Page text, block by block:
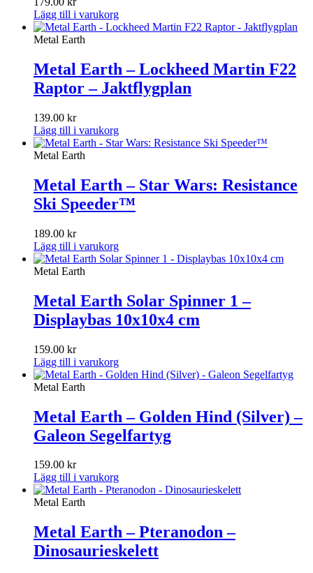
Lägg till i varukorg
Metal Earth
Metal Earth – Lockheed Martin F22
Raptor – Jaktflygplan
139.00 kr
Lägg till i varukorg
Metal Earth
Metal Earth – Star Wars: Resistance
Ski Speeder™
189.00 kr
Lägg till i varukorg
Metal Earth
Metal Earth Solar Spinner 1 –
Displaybas 10x10x4 cm
159.00 kr
Lägg till i varukorg
Metal Earth
Metal Earth – Golden Hind (Silver) –
Galeon Segelfartyg
159.00 kr
Lägg till i varukorg
Metal Earth
Metal Earth – Pteranodon –
Dinosaurieskelett